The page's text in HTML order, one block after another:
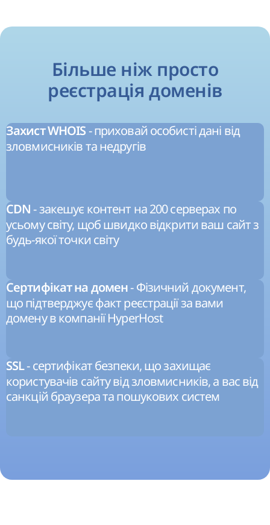
Більше ніж просто
реєстрація доменів
Захист WHOIS - приховай особисті дані від
зловмисників та недругів
CDN - закешує контент на 200 серверах по
усьому світу, щоб швидко відкрити ваш сайт з
будь-якої точки світу
Сертифікат на домен- Фізичний документ,
що підтверджує факт реєстрації за вами
домену в компанії HyperHost
SSL- сертифікат безпеки, що захищає
користувачів сайту від зловмисників, а вас від
санкцій браузера та пошукових систем